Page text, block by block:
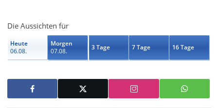
Die Aussichten für
Heute
06.08.
Morgen
07.08.
3 Tage 7 Tage 16 Tage